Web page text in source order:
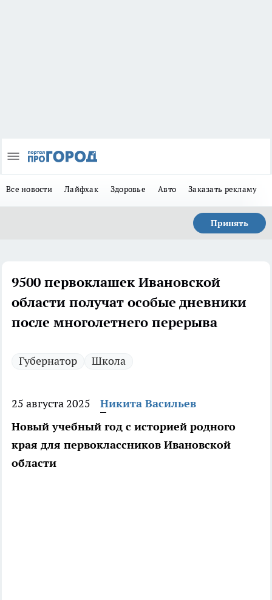
Все новости Лайфхак Здоровье Авто Заказать рекламу
Принять
9500 первоклашек Ивановской
области получат особые дневники
после многолетнего перерыва
Губернатор Школа
25 августа 2025
Никита Васильев
Новый учебный год с историей родного
края для первоклассников Ивановской
области